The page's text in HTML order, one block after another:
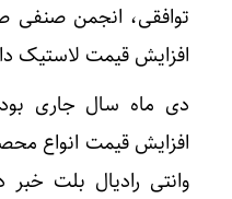
توافقی، انجمن صنفی
افزایش قیمت لاستیک
دی ماه سال جاری
افزایش قیمت انواع
وانتی رادیال بلت